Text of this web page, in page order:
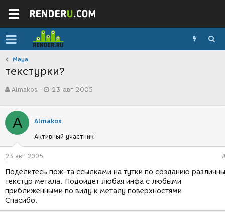
Maya
текстурки?
в
о
р
т
е
м
ы
Almakos
а
с
з
д
и
я
23 авг 2005
A Almakos
Активный участник
23 авг 2005
Поделитесь пож-та ссылками на тутки по созданию
текстур метала. Подойдет любая инфа с любыми
приближенными по виду к металу поверхностями.
Спасибо.